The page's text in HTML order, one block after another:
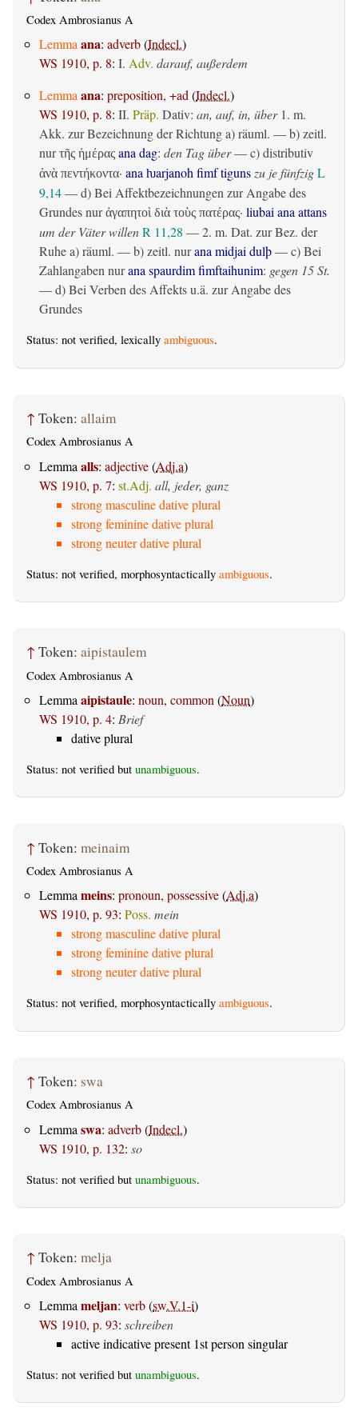
Codex Ambrosianus A
Lemmaana: adverb(Indecl.)
WS 1910, p. 8: I. Adv. darauf, außerdem
Lemmaana: preposition, +ad(Indecl.)
WS 1910, p. 8: II. Präp. Dativ: an, auf, in, über1. m.
Akk. zur Bezeichnung der Richtunga)räuml. — b)zeitl.
nurτῆς ἡμέρας ana dag: den Tag über— c)distributiv
ἀνὰ πεντήκοντα· ana ƕarjanoh fimf tigunszu je fünfzigL
9,14— d) Bei Affektbezeichnungen zur Angabe des
Grundes nurἀγαπητοὶ διὰ τοὺς πατέρας· liubai ana attans
um der Väter willenR 11,28 — 2. m. Dat. zur Bez. der
Ruhea)räuml. — b)zeitl. nurana midjai dulþ— c) Bei
Zahlangaben nurana spaurdim fimftaihunim: gegen 15 St.
— d) Bei Verben des Affekts u.ä. zur Angabe des
Grundes
Status: not verified, lexically ambiguous.
↑ Token: allaim
Codex Ambrosianus A
Lemma alls: adjective(Adj.a)
WS 1910, p. 7: st.Adj. all, jeder, ganz
strong masculine dative plural
strong feminine dative plural
strong neuter dative plural
Status: not verified, morphosyntactically ambiguous.
↑ Token: aipistaulem
Codex Ambrosianus A
Lemma aipistaule: noun, common (Noun)
WS 1910, p. 4: Brief
dative plural
Status: not verified but unambiguous.
↑ Token: meinaim
Codex Ambrosianus A
Lemmameins: pronoun, possessive(Adj.a)
WS 1910, p. 93: Poss. mein
strong masculine dative plural
strong feminine dative plural
strong neuter dative plural
Status: not verified, morphosyntactically ambiguous.
↑ Token: swa
Codex Ambrosianus A
Lemma swa: adverb(Indecl.)
WS 1910, p. 132: so
Status: not verified but unambiguous.
↑ Token: melja
Codex Ambrosianus A
Lemma meljan: verb(sw.V.1-i)
WS 1910, p. 93: schreiben
active indicative present 1st person singular
Status: not verified but unambiguous.